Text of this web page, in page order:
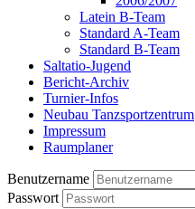
Latein B-Team
Standard A-Team
Standard B-Team
Saltatio-Jugend
Bericht-Archiv
Turnier-Infos
Neubau Tanzsportzentrum
Impressum
Raumplaner
Benutzername
Passwort